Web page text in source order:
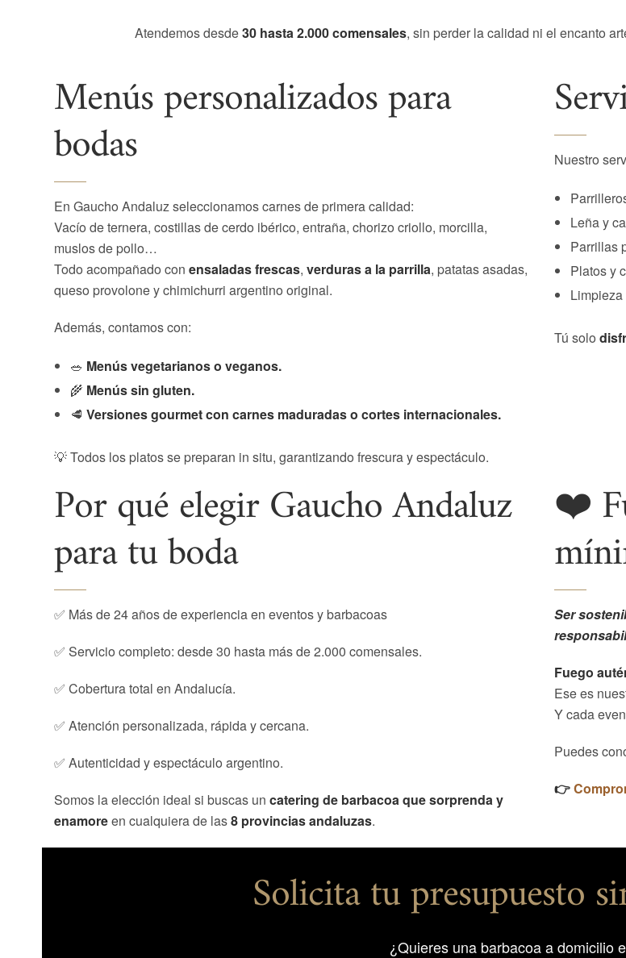
Atendemos desde30 hasta 2.000 comensales, sin perder la calidad ni el encanto
Menús personalizados para
bodas
En Gaucho Andaluz seleccionamos carnes de primera calidad:
Vacío de ternera, costillas de cerdo ibérico, entraña, chorizo criollo, morcilla,
muslos de pollo…
Todo acompañado con ensaladas frescas, verduras a la parrilla, patatas asadas,
queso provolone y chimichurri argentino original.
Además, contamos con:
🥗 Menús vegetarianos o veganos.
🌾 Menús sin gluten.
🥩 Versiones gourmet con carnes maduradas o cortes internacionales.
💡 Todos los platos se preparan in situ, garantizando frescura y espectáculo.
Nuestro
Leña y
Parrillas
Platos y
Tú solo
Por qué elegir Gaucho Andaluz
para tu boda
✅ Más de 24 años de experiencia en eventos y barbacoas
✅ Servicio completo: desde 30 hasta más de 2.000 comensales.
✅ Cobertura total en Andalucía.
✅ Atención personalizada, rápida y cercana.
✅ Autenticidad y espectáculo argentino.
Somos la elección ideal si buscas un catering de barbacoa que sorprenda y
enamoreen cualquiera de las8 provincias andaluzas.
❤️
Ser
Fuego
Ese es
Y cada
Puedes
👉
Solicita tu presupuesto
¿Quieres una barbacoa a domicilio